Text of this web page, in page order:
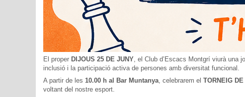
El proper DIJOUS 25 DE JUNY, el Club d’Escacs Montgrí viurà una
inclusió i la participació activa de persones amb diversitat funcional.
A partir de les 10.00 h al Bar Muntanya , celebrarem el TORNEIG
voltant del nostre esport.